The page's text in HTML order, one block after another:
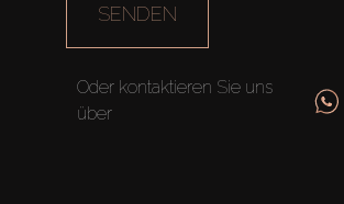
SENDEN
Oder kontaktieren Sie uns
über